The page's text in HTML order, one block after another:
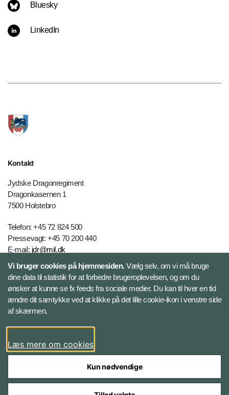
Bluesky
LinkedIn
Kontakt
Jydske Dragonregiment
Dragonkasernen 1
7500 Holstebro
Telefon: +45 72 824 500
Pressevagt: +45 70 200 440
E-mail: jdr@mil.dk
Databeskyttelse
Følg Jydske Dragonregiment
Facebook
Vi bruger cookies på hjemmesiden.Vælg selv, om vi må bruge
dine data til statistik for at forbedre brugeroplevelsen, og om du
ønsker at kunne se fx feeds fra sociale medier. Du kan til hver en tid
ændre dit samtykke ved at klikke på det lille cookie-ikon i venstre side
af skærmen.
Læs mere om cookies
Kun nødvendige